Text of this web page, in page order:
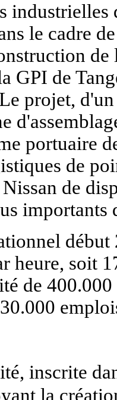
le cadre
GPI de
projet,
portuaire
de
de
importants
heure, soit
de
inscrite
la